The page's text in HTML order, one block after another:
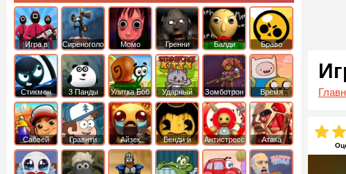
Игра в
Кальмара
Сиреноголовый Момо Гренни Балди
Браво
Старс
Стикмен 3 Панды Улитка Боб
Ударный
отряд котят
Зомботрон
Время
Приключений
Сабвей
Серф
Гравити
Фолз
Айзек
Бенди и
Чернильная
машина
Антистресс
Атака
Титанов